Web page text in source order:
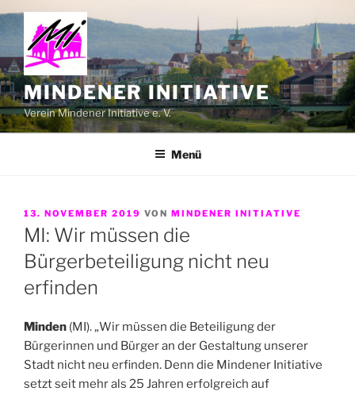
Zum
springen
MINDENER INITIATIVE
Verein Mindener Initiative e. V.
Menü
VERÖFFENTLICHT
AM
13. NOVEMBER 2019 VON MINDENER INITIATIVE
MI: Wir müssen die
Bürgerbeteiligung nicht neu
erfinden
Minden (MI). „Wir müssen die Beteiligung der
Bürgerinnen und Bürger an der Gestaltung unserer
Stadt nicht neu erfinden. Denn die Mindener Initiative
setzt seit mehr als 25 Jahren erfolgreich auf